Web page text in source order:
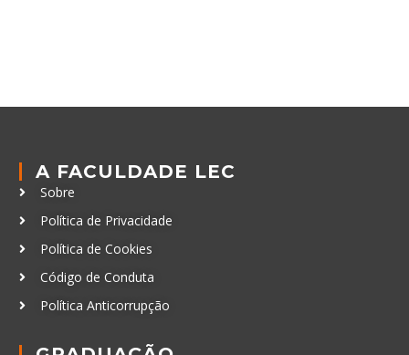
A FACULDADE LEC
Sobre
Política de Privacidade
Política de Cookies
Código de Conduta
Política Anticorrupção